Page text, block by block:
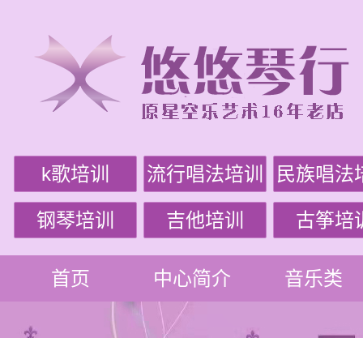
k歌培训 流行唱法培训 民族唱法
钢琴培训 吉他培训 古筝培
首页 中心简介 音乐类